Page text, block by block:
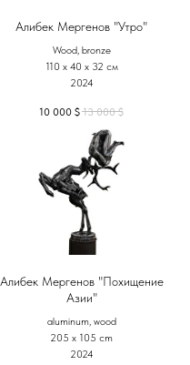
Алибек Мергенов "Утро"
Wood, bronze
110 х 40 х 32 см
2024
10 000 $ 13 000 $
Алибек Мергенов "Похищение
Азии"
aluminum, wood
205 х 105 cm
2024